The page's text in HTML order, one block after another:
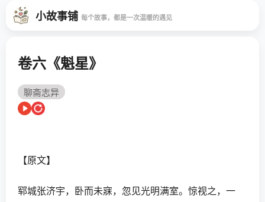
小故事铺 每个故事，都是一次温暖的遇见
卷六《魁星》
聊斋志异
【原文】
郓城张济宇，卧而未寐，忽见光明满室。惊视之，一